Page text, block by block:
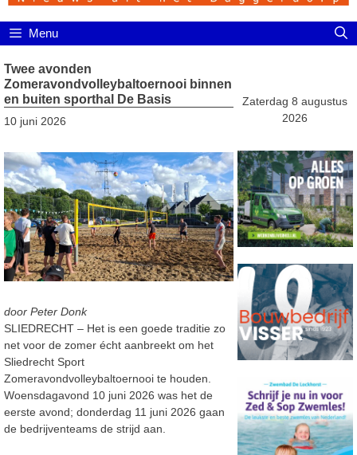
Menu
Twee avonden
Zomeravondvolleybaltoernooi binnen
en buiten sporthal De Basis
10 juni 2026
door Peter Donk
SLIEDRECHT – Het is een goede traditie zo
net voor de zomer écht aanbreekt om het
Sliedrecht Sport
Zomeravondvolleybaltoernooi te houden.
Woensdagavond 10 juni 2026 was het de
eerste avond; donderdag 11 juni 2026 gaan
de bedrijventeams de strijd aan.
Zaterdag 8 augustus
2026